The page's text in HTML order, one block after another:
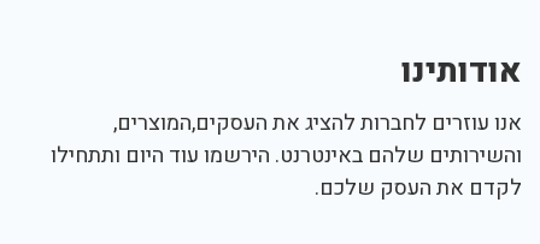
אודותינו
אנו עוזרים לחברות להציג את העסקים,המוצרים,
והשירותים שלהם באינטרנט. הירשמו עוד היום ותתחילו
לקדם את העסק שלכם.